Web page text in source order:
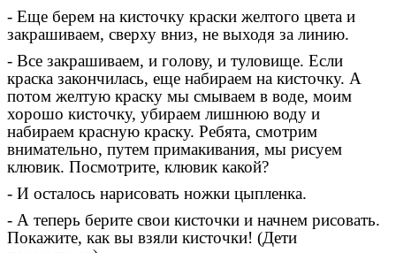
- Еще берем на кисточку краски желтого цвета и
закрашиваем, сверху вниз, не выходя за линию.
- Все закрашиваем, и голову, и туловище. Если
краска закончилась, еще набираем на кисточку. А
потом желтую краску мы смываем в воде, моим
хорошо кисточку, убираем лишнюю воду и
набираем красную краску. Ребята, смотрим
внимательно, путем примакивания, мы рисуем
клювик. Посмотрите, клювик какой?
- И осталось нарисовать ножки цыпленка.
- А теперь берите свои кисточки и начнем рисовать.
Покажите, как вы взяли кисточки! (Дети